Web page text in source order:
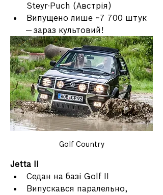
Steyr-Puch (Австрія)
Випущено лише ~7 700 штук
— зараз культовий!
Golf Country
Jetta II
Седан на базі Golf II
Випускався паралельно,